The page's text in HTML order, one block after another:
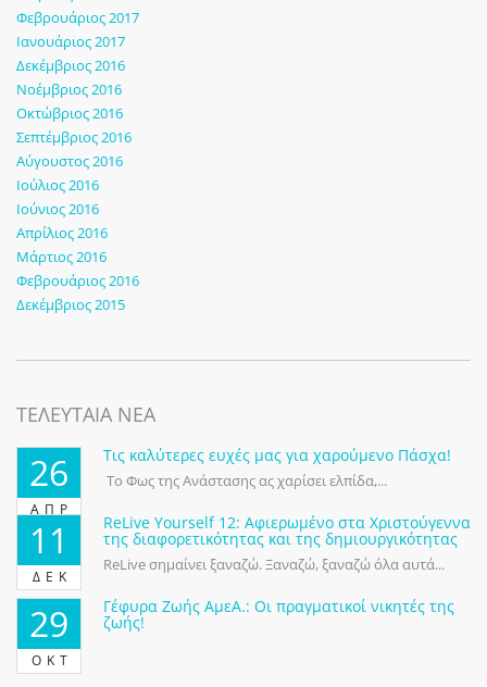
Φεβρουάριος 2017
Ιανουάριος 2017
Δεκέμβριος 2016
Νοέμβριος 2016
Οκτώβριος 2016
Σεπτέμβριος 2016
Αύγουστος 2016
Ιούλιος 2016
Ιούνιος 2016
Απρίλιος 2016
Μάρτιος 2016
Φεβρουάριος 2016
Δεκέμβριος 2015
ΤΕΛΕΥΤΑΙΑ ΝΕΑ
26
ΑΠΡ
Τις καλύτερες ευχές μας για χαρούμενο Πάσχα!
Το Φως της Ανάστασης ας χαρίσει ελπίδα,...
11
ΔΕΚ
ReLive Yourself 12: Αφιερωμένο στα Χριστούγεννα
της διαφορετικότητας και της δημιουργικότητας
ReLive σημαίνει ξαναζώ. Ξαναζώ, ξαναζώ όλα αυτά...
29
ΟΚΤ
Γέφυρα Ζωής ΑμεΑ.: Οι πραγματικοί νικητές της
ζωής!